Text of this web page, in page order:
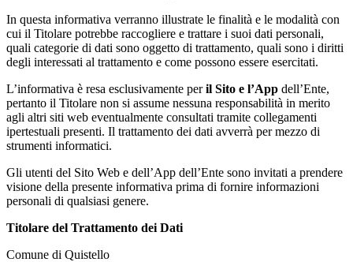
In questa informativa verranno illustrate le finalità e le modalità con
cui il Titolare potrebbe raccogliere e trattare i suoi dati personali,
quali categorie di dati sono oggetto di trattamento, quali sono i diritti
degli interessati al trattamento e come possono essere esercitati.
L’informativa è resa esclusivamente peril Sito e l’App dell’Ente,
pertanto il Titolare non si assume nessuna responsabilità in merito
agli altri siti web eventualmente consultati tramite collegamenti
ipertestuali presenti. Il trattamento dei dati avverrà per mezzo di
strumenti informatici.
Gli utenti del Sito Web e dell’App dell’Ente sono invitati a prendere
visione della presente informativa prima di fornire informazioni
personali di qualsiasi genere.
Titolare del Trattamento dei Dati
Comune di Quistello